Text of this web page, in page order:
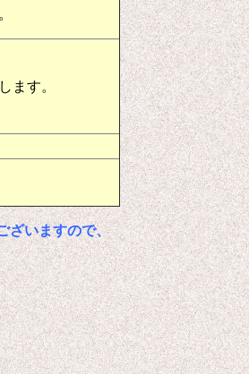
ます。
ざいますので、